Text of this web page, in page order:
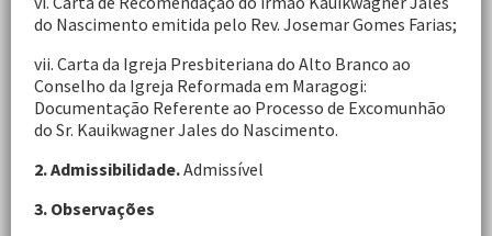
do Nascimento emitida pelo Rev. Josemar Gomes Farias;
vii. Carta da Igreja Presbiteriana do Alto Branco ao
Conselho da Igreja Reformada em Maragogi:
Documentação Referente ao Processo de Excomunhão
do Sr. Kauikwagner Jales do Nascimento.
2. Admissibilidade.Admissível
3. Observações